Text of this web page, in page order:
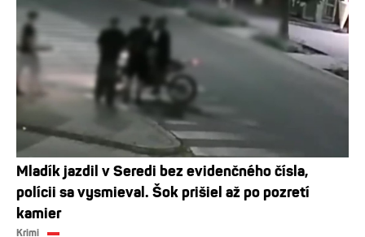
Mladík jazdil v Seredi bez evidenčného čísla,
polícii sa vysmieval. Šok prišiel až po pozretí
kamier
Krimi